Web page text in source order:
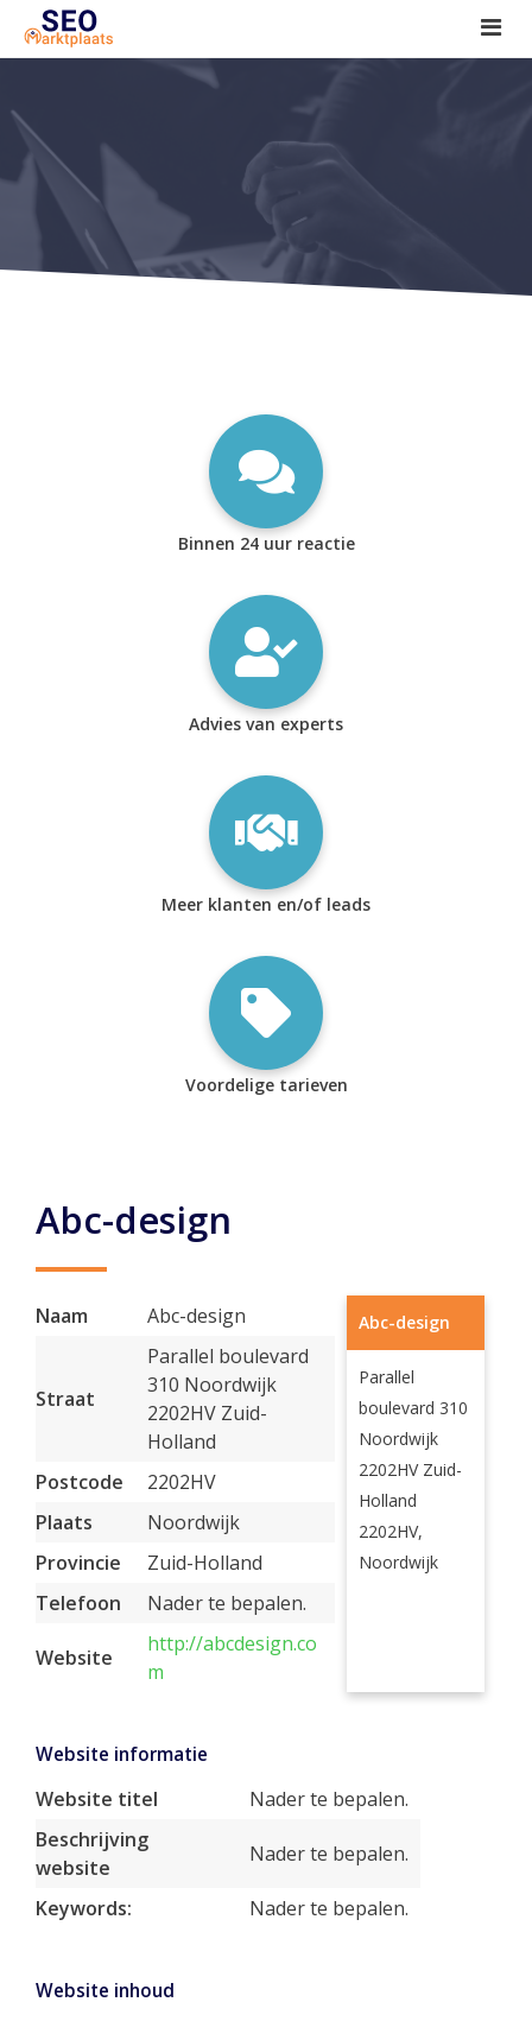
SEO tools reviews
Marketeer bij jou in de buurt?
Offerte
1. Seo voor beginners +
2. Onderzoeken +
Binnen 24 uur reactie
Advies van experts
Meer klanten en/of leads
Voordelige tarieven
Abc-design
Naam Abc-design
Straat
Parallel boulevard
310 Noordwijk
2202HV Zuid-
Holland
Postcode
2202HV
Plaats
Noordwijk
Provincie
Zuid-Holland
Telefoon
Nader te bepalen.
Website
http://abcdesign.co
m
Abc-design
Parallel
boulevard 310
Noordwijk
2202HV Zuid-
Holland
2202HV,
Noordwijk
Website informatie
Website titel
Nader te bepalen.
Beschrijving
website
Nader te bepalen.
Keywords: Nader te bepalen.
Website inhoud